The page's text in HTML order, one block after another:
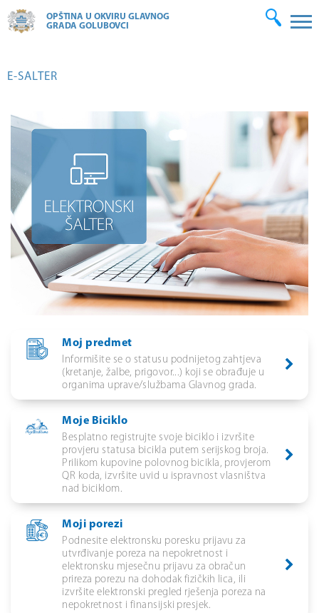
OPŠTINA U OKVIRU GLAVNOG
GRADA GOLUBOVCI
E-SALTER
Moj predmet
Informišite se o statusu podnijetog zahtjeva
(kretanje, žalbe, prigovor...) koji se obrađuje u
organima uprave/službama Glavnog grada.
Moje Biciklo
Besplatno registrujte svoje biciklo i izvršite
provjeru statusa bicikla putem serijskog broja.
Prilikom kupovine polovnog bicikla, provjerom
QR koda, izvršite uvid u ispravnost vlasništva
nad biciklom.
Moji porezi
Podnesite elektronsku poresku prijavu za
utvrđivanje poreza na nepokretnost i
elektronsku mjesečnu prijavu za obračun
prireza porezu na dohodak fizičkih lica, ili
izvršite elektronski pregled rješenja poreza na
nepokretnost i finansijski presjek.